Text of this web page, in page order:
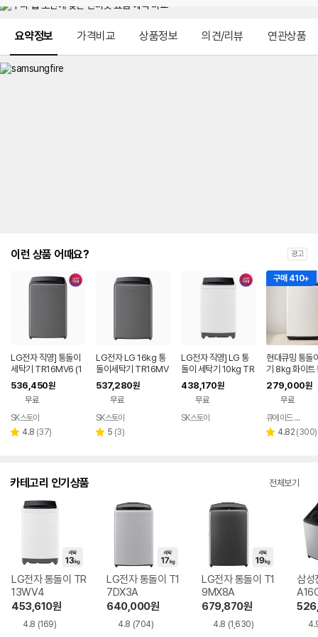
요약정보 가격비교 상품정보 의견/리뷰 연관상품
이런 상품 어때요? 광고
LG전자 직영] 통돌이
세탁기 TR16MV6 (1
6kg)
536,450원
무료
버페
SK스토아
별 4.8 리
(37)
LG전자 LG 16kg 통
돌이세탁기 TR16MV
6
537,280원
무료
SK스토아
별 5 리
(3)
LG전자 직영] LG 통
돌이 세탁기 10kg TR
10WV4
438,170원
무료
SK스토아
구매 410+
현대큐밍 통돌
기 8kg 화이트
피스텔
A8
279,000원
무료
큐에이드 스토어
별 4.82 리
(300)
카테고리 인기상품 전체보기
LG전자 통돌이 TR
13WV4
453,610원
4.8 (169)
LG전자 통돌이 T1
7DX3A
640,000원
4.8 (704)
LG전자 통돌이 T1
9MX8A
679,870원
4.8 (1,630)
삼성